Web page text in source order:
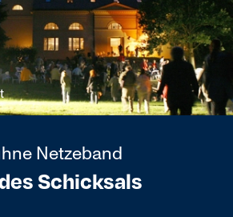
Netzeband
Schicksals